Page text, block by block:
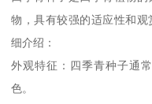
物，具有较强的适应性和
细介绍：
外观特征：四季青种子通
色。